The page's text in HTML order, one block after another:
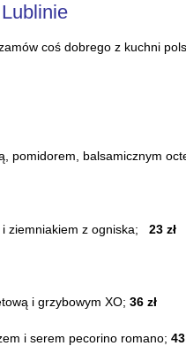
coś dobrego z kuchni
pomidorem, balsamicznym
ziemniakiem z ogniska; 23 zł
i grzybowym XO; 36 zł
i serem pecorino romano; 43